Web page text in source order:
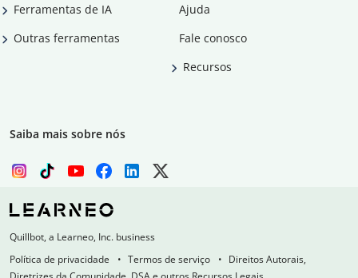
Ferramentas de IA
Outras ferramentas
Ajuda
Fale conosco
Recursos
Saiba mais sobre nós
Quillbot, a Learneo, Inc. business
Política de privacidade
Termos de serviço
Direitos Autorais,